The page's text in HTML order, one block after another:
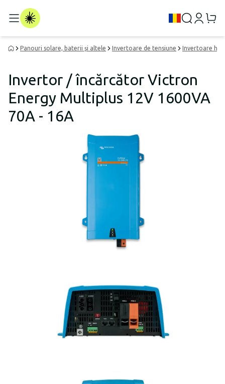
Panouri solare, baterii și altele Invertoare de tensiune Invertoare
Invertor / încărcător Victron
Energy Multiplus 12V 1600VA
70A - 16A